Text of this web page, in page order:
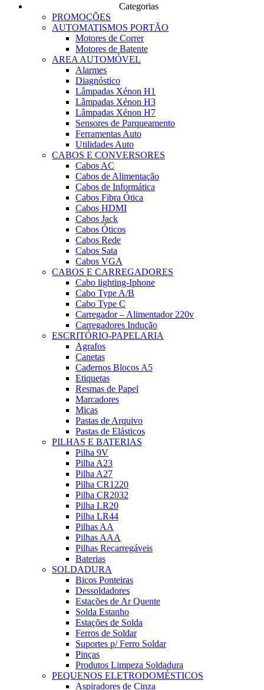
Categorias
PROMOÇÕES
AUTOMATISMOS PORTÃO
Motores de Correr
Motores de Batente
AREA AUTOMÓVEL
Alarmes
Diagnóstico
Lâmpadas Xénon H1
Lâmpadas Xénon H3
Lâmpadas Xénon H7
Sensores de Parqueamento
Ferramentas Auto
Utilidades Auto
CABOS E CONVERSORES
Cabos AC
Cabos de Alimentação
Cabos de Informática
Cabos Fibra Ótica
Cabos HDMI
Cabos Jack
Cabos Óticos
Cabos Rede
Cabos Sata
Cabos VGA
CABOS E CARREGADORES
Cabo lighting-Iphone
Cabo Type A/B
Cabo Type C
Carregador – Alimentador 220v
Carregadores Indução
ESCRITÓRIO-PAPELARIA
Agrafos
Canetas
Cadernos Blocos A5
Etiquetas
Resmas de Papel
Marcadores
Micas
Pastas de Arquivo
Pastas de Elásticos
PILHAS E BATERIAS
Pilha 9V
Pilha A23
Pilha A27
Pilha CR1220
Pilha CR2032
Pilha LR20
Pilha LR44
Pilhas AA
Pilhas AAA
Pilhas Recarregáveis
Baterias
SOLDADURA
Bicos Ponteiras
Dessoldadores
Estações de Ar Quente
Solda Estanho
Estações de Solda
Ferros de Soldar
Suportes p/ Ferro Soldar
Pinças
Produtos Limpeza Soldadura
PEQUENOS ELETRODOMÉSTICOS
Aspiradores de Cinza